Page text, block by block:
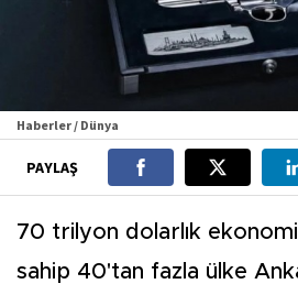
Haberler / Dünya
PAYLAŞ
70 trilyon dolarlık
sahip 40'tan fazla ülke